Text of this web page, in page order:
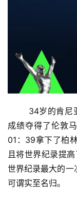
成绩夺得了伦敦
01：39拿下了柏
且将世界纪录提
世界纪录最大的一
可谓实至名归。